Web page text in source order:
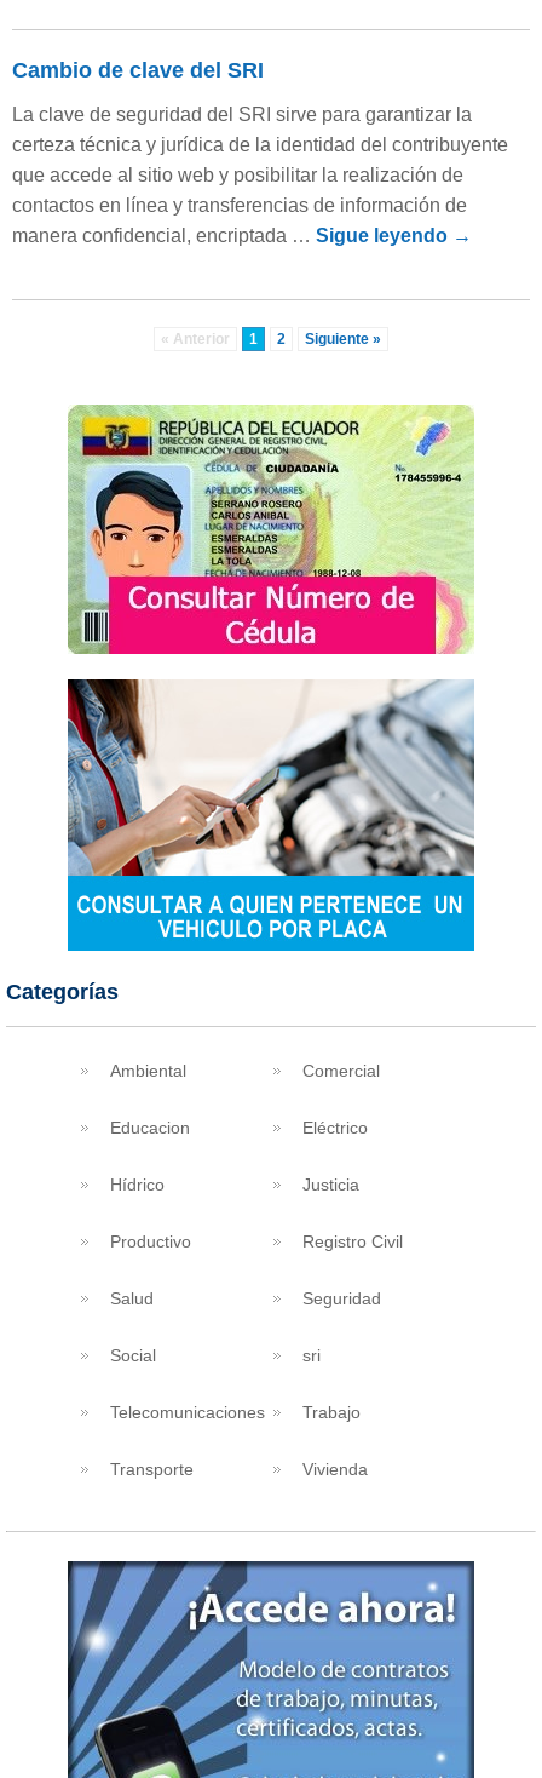
Cambio de clave del SRI
La clave de seguridad del SRI sirve para garantizar la
certeza técnica y jurídica de la identidad del contribuyente
que accede al sitio web y posibilitar la realización de
contactos en línea y transferencias de información de
manera confidencial, encriptada … Sigue leyendo →
« Anterior 1 2 Siguiente »
Categorías
Ambiental Comercial
Educacion Eléctrico
Hídrico Justicia
Productivo Registro Civil
Salud Seguridad
Social sri
Telecomunicaciones Trabajo
Transporte Vivienda